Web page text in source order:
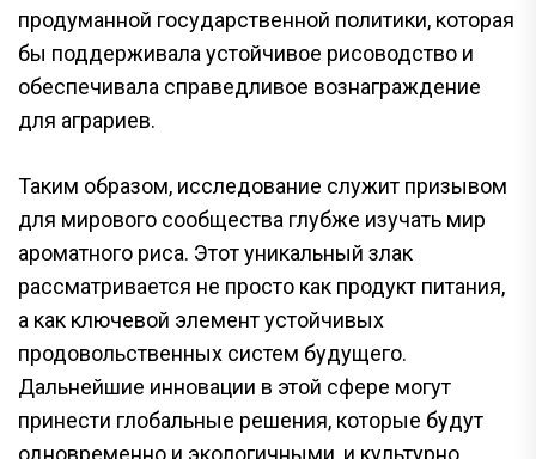
продуманной государственной политики, которая
бы поддерживала устойчивое рисоводство и
обеспечивала справедливое вознаграждение
для аграриев.
Таким образом, исследование служит призывом
для мирового сообщества глубже изучать мир
ароматного риса. Этот уникальный злак
рассматривается не просто как продукт питания,
а как ключевой элемент устойчивых
продовольственных систем будущего.
Дальнейшие инновации в этой сфере могут
принести глобальные решения, которые будут
одновременно и экологичными, и культурно